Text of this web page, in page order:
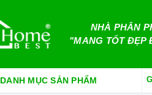
NHÀ PHÂN
"MANG TỐT ĐẸP
DANH MỤC SẢN PHẨM